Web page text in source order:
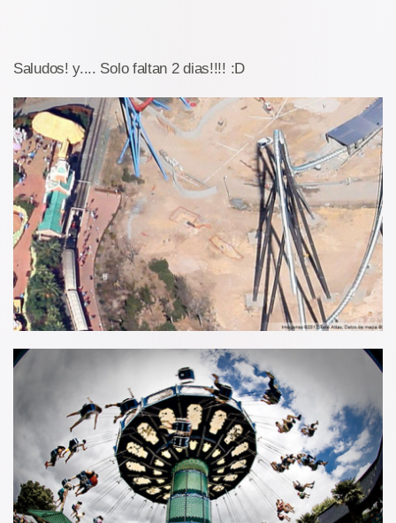
Saludos! y.... Solo faltan 2 dias!!!! :D